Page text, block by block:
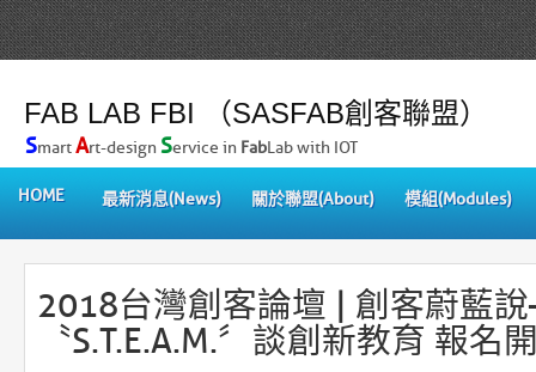
FAB LAB FBI （SASFAB創客聯盟）
SmartArt-design Service in FabLab with IOT
HOME 最新消息(News) 關於聯盟(About) 模組(Modules)
2018台灣創客論壇 | 創客蔚藍
〝S.T.E.A.M.〞談創新教育 報名